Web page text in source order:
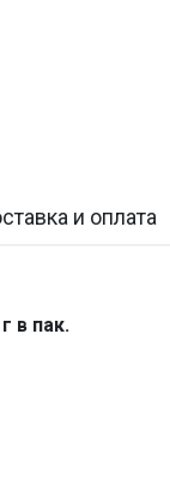
и оплата
в пак.